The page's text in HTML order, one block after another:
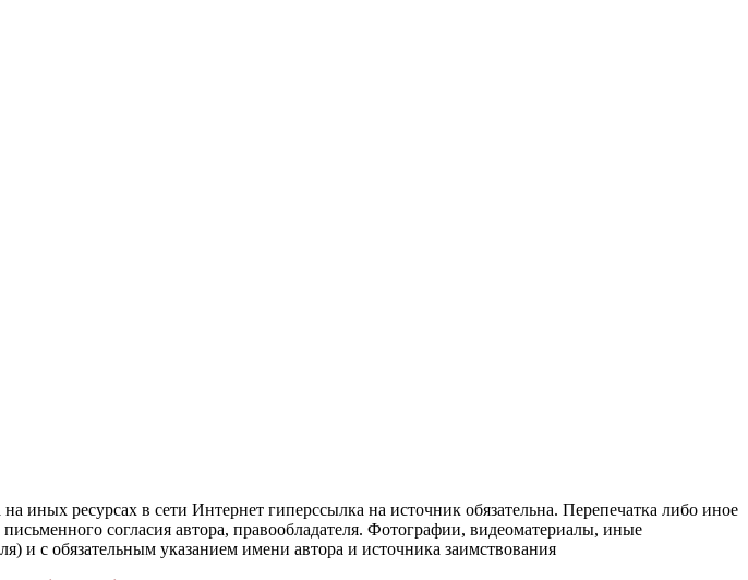
иных ресурсах в сети Интернет гиперссылка на источник обязательна. Перепечатка либо иное
согласия автора, правообладателя. Фотографии, видеоматериалы, иные
и с обязательным указанием имени автора и источника заимствования